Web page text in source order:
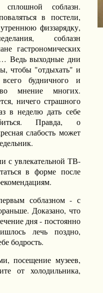
соблазн.
в постели,
физзарядку,
соблазн
гастрономических
Ведь выходные дни
чтобы "отдыхать" и
всего будничного и
мнение многих.
ничего страшного
в неделю дать себе
Правда, о
слабость может
с увлекательной ТВ-
в форме после
соблазном - с
Доказано, что
дня - постоянно
лечь поздно,
бодрость.
посещение музеев,
от холодильника,